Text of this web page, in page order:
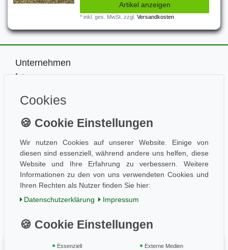
Artikel anzeigen
*inkl. ges. MwSt. zzgl.Versandkosten
Unternehmen
Impressum
Datenschutz
Information
Wissen
Aktuelles
Folge uns
Einkaufen
Zahlung und Versand
Cookies
Wir nutzen Cookies auf unserer Website. Einige von
diesen sind essenziell, während andere uns helfen, diese
Website und Ihre Erfahrung zu verbessern. Weitere
Informationen zu den von uns verwendeten Cookies und
Ihren Rechten als Nutzer finden Sie hier:
Daten­schutz­erklärung
Impressum
Essenziell Externe Medien